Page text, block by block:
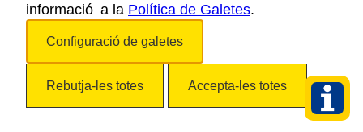
ACCESSIBILITAT
informació a la Política de Galetes.
Configuració de galetes
Rebutja-les totes Accepta-les totes